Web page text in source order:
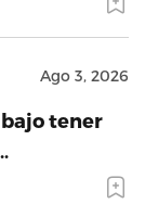
Ago 3, 2026
bajo tener